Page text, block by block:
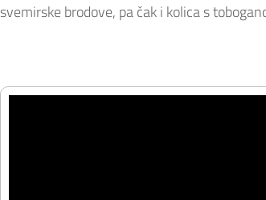
svemirske brodove, pa čak i kolica s